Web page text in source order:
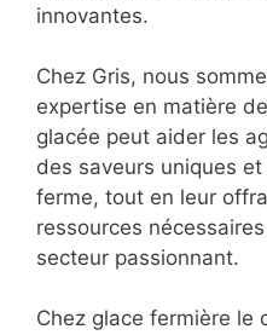
innovantes.
Chez Gris, nous
expertise en matière
glacée peut aider les
des saveurs uniques
ferme, tout en leur
ressources
secteur passionnant.
Chez glace fermière le